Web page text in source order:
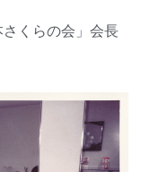
くらの会」会長